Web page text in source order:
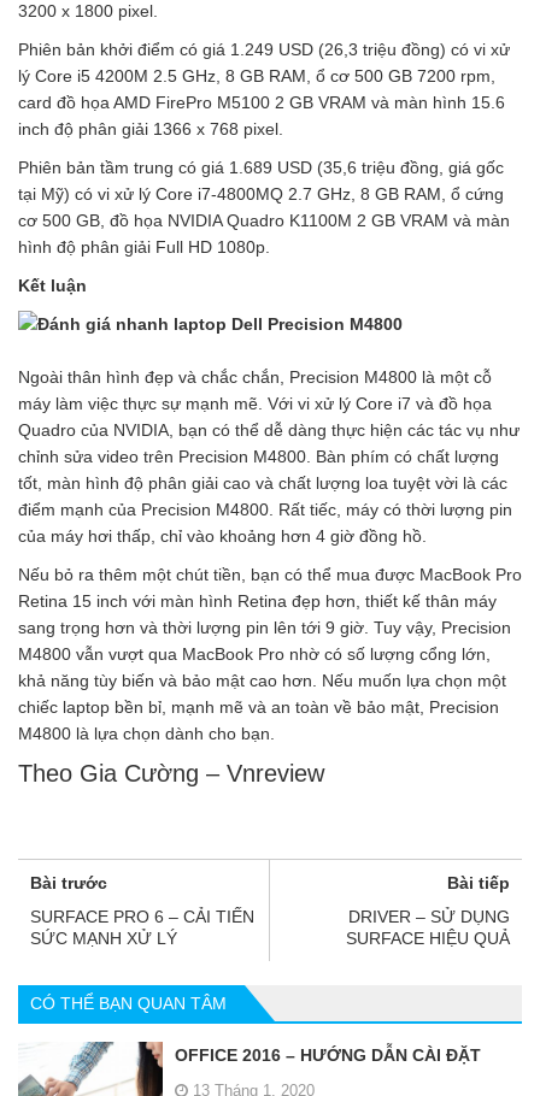
3200 x 1800 pixel.
Phiên bản khởi điểm có giá 1.249 USD (26,3 triệu đồng) có vi xử
lý Core i5 4200M 2.5 GHz, 8 GB RAM, ổ cơ 500 GB 7200 rpm,
card đồ họa AMD FirePro M5100 2 GB VRAM và màn hình 15.6
inch độ phân giải 1366 x 768 pixel.
Phiên bản tầm trung có giá 1.689 USD (35,6 triệu đồng, giá gốc
tại Mỹ) có vi xử lý Core i7-4800MQ 2.7 GHz, 8 GB RAM, ổ cứng
cơ 500 GB, đồ họa NVIDIA Quadro K1100M 2 GB VRAM và màn
hình độ phân giải Full HD 1080p.
Kết luận
Ngoài thân hình đẹp và chắc chắn, Precision M4800 là một cỗ
máy làm việc thực sự mạnh mẽ. Với vi xử lý Core i7 và đồ họa
Quadro của NVIDIA, bạn có thể dễ dàng thực hiện các tác vụ như
chỉnh sửa video trên Precision M4800. Bàn phím có chất lượng
tốt, màn hình độ phân giải cao và chất lượng loa tuyệt vời là các
điểm mạnh của Precision M4800. Rất tiếc, máy có thời lượng pin
của máy hơi thấp, chỉ vào khoảng hơn 4 giờ đồng hồ.
Nếu bỏ ra thêm một chút tiền, bạn có thể mua được MacBook Pro
Retina 15 inch với màn hình Retina đẹp hơn, thiết kế thân máy
sang trọng hơn và thời lượng pin lên tới 9 giờ. Tuy vậy, Precision
M4800 vẫn vượt qua MacBook Pro nhờ có số lượng cổng lớn,
khả năng tùy biến và bảo mật cao hơn. Nếu muốn lựa chọn một
chiếc laptop bền bỉ, mạnh mẽ và an toàn về bảo mật, Precision
M4800 là lựa chọn dành cho bạn.
Theo Gia Cường – Vnreview
Bài trước
SURFACE PRO 6 – CẢI TIẾN
SỨC MẠNH XỬ LÝ
Bài tiếp
DRIVER – SỬ DỤNG
SURFACE HIỆU QUẢ
CÓ THỂ BẠN QUAN TÂM
OFFICE 2016 – HƯỚNG DẪN CÀI ĐẶT
13 Tháng 1, 2020